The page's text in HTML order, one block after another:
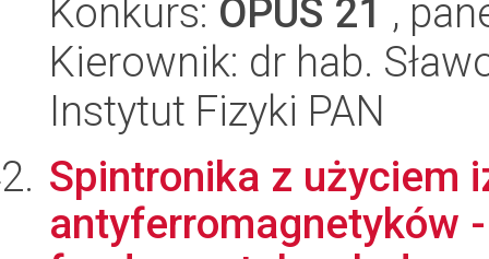
Konkurs: OPUS 21 ,
Kierownik: dr hab.
Instytut Fizyki PAN
Spintronika z użyciem
antyferromagnetyków